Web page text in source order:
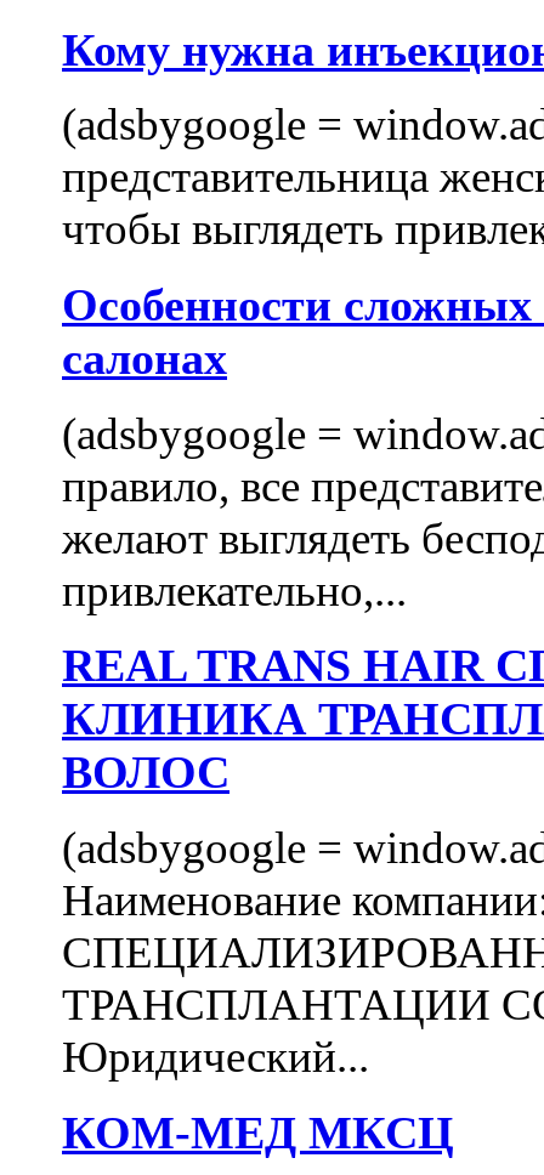
Кому нужна
(adsbygoogle =
представительница
чтобы выглядеть
Особенности
салонах
(adsbygoogle =
правило, все
желают выглядеть
привлекательно,...
REAL TRANS
КЛИНИКА
ВОЛОС
(adsbygoogle =
Наименование
ТРАНСПЛАНТАЦИИ
Юридический...
КОМ-МЕД МКСЦ